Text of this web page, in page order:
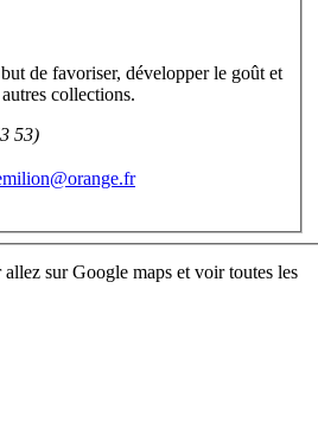
de favoriser, développer le goût et
collections.
53)
sur Google maps et voir toutes les